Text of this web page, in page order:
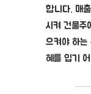
합니다. 매
시켜 건물
으켜야 하는
혜를 입기